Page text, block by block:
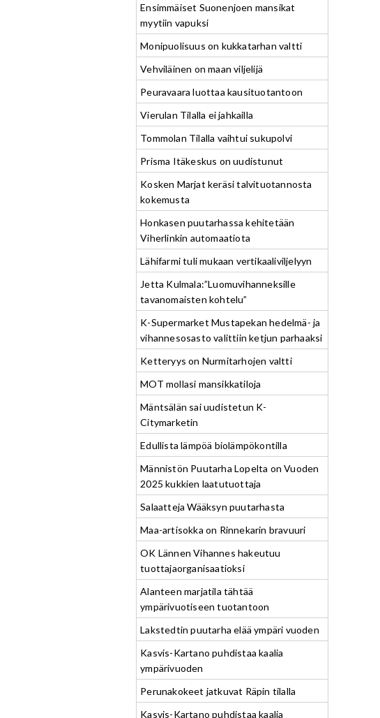
Ensimmäiset Suonenjoen mansikat
myytiin vapuksi
Monipuolisuus on kukkatarhan valtti
Vehviläinen on maan viljelijä
Peuravaara luottaa kausituotantoon
Vierulan Tilalla ei jahkailla
Tommolan Tilalla vaihtui sukupolvi
Prisma Itäkeskus on uudistunut
Kosken Marjat keräsi talvituotannosta
kokemusta
Honkasen puutarhassa kehitetään
Viherlinkin automaatiota
Lähifarmi tuli mukaan vertikaaliviljelyyn
Jetta Kulmala:”Luomuvihanneksille
tavanomaisten kohtelu”
K-Supermarket Mustapekan hedelmä- ja
vihannesosasto valittiin ketjun parhaaksi
Ketteryys on Nurmitarhojen valtti
MOT mollasi mansikkatiloja
Mäntsälän sai uudistetun K-
Citymarketin
Edullista lämpöä biolämpökontilla
Männistön Puutarha Lopelta on Vuoden
2025 kukkien laatutuottaja
Salaatteja Wääksyn puutarhasta
Maa-artisokka on Rinnekarin bravuuri
OK Lännen Vihannes hakeutuu
tuottajaorganisaatioksi
Alanteen marjatila tähtää
ympärivuotiseen tuotantoon
Lakstedtin puutarha elää ympäri vuoden
Kasvis-Kartano puhdistaa kaalia
ympärivuoden
Perunakokeet jatkuvat Räpin tilalla
Kasvis-Kartano puhdistaa kaalia